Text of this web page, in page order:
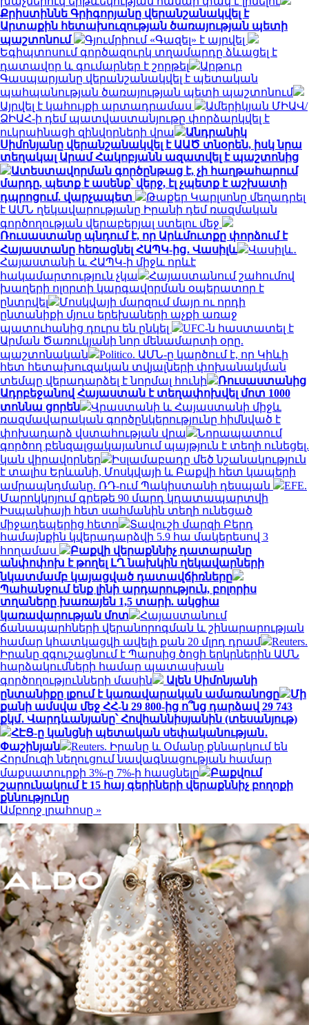
Քրիստիննե Գրիգորյանը վերանշանակվել է
Արտաքին հետախուզության ծառայության պետի
պաշտոնում
Գյումրիում «Գազել» է այրվել
Եգիպտոսում գործազուրկ տղամարդը ձևացել է
դատավոր և գումարներ է շորթել
Արթուր
Գասպարյանը վերանշանակվել է պետական
պահպանության ծառայության պետի պաշտոնում
Այրվել է կահույքի արտադրամաս
Ամերիկյան ՄԻԱՎ/
ՁԻԱՀ-ի դեմ պատվաստանյութը փորձարկվել է
ուկրաինացի զինվորների վրա
Անդրանիկ
Սիմոնյանը վերանշանակվել է ԱԱԾ տնօրեն, իսկ նրա
տեղակալ Արամ Հակոբյանն ազատվել է պաշտոնից
Ատեստավորման գործընթաց է, չի հաղթահարում
մարդը, պետք է ասենք՝ վերջ, էլ չպետք է աշխատի
դպրոցում. վարչապետ
Թաքեր Կարլսոնը մեղադրել
է ԱՄՆ ղեկավարությանը Իրանի դեմ ռազմական
գործողության վերաբերյալ ստելու մեջ
Ռուսաստանը պնդում է, որ Արևմուտքը փորձում է
Հայաստանը հեռացնել ՀԱՊԿ-ից․ Վասիլև
Վասիլև․
Հայաստանի և ՀԱՊԿ-ի միջև որևէ
հակամարտություն չկա
Հայաստանում շահումով
խաղերի ոլորտի կարգավորման օպերատոր է
ընտրվել
Մոսկվայի մարզում մայր ու որդի
ընտանիքի մյուս երեխաների աչքի առաջ
պատուհանից դուրս են ընկել
UFC-ն հաստատել է
Արման Ծառուկյանի նոր մենամարտի օրը.
պաշտոնական
Politico. ԱՄՆ-ը կարծում է, որ Կիևի
հետ հետախուզական տվյալների փոխանակման
տեմպը վերադարձել է նորմալ հունի
Ռուսաստանից
Ադրբեջանով Հայաստան է տեղափոխվել մոտ 1000
տոննա ցորեն
Վրաստանի և Հայաստանի միջև
ռազմավարական գործընկերությունը հիմնված է
փոխադարձ վստահության վրա
Նորապատում
գործող բենզալցակայանում պայթյուն է տեղի ունեցել.
կան վիրավորներ
Իսլամաբադը մեծ նշանակություն
է տալիս Երևանի, Մոսկվայի և Բաքվի հետ կապերի
ամրապնդմանը. ՌԴ-ում Պակիստանի դեսպան
EFE.
Մարոկկոյում գրեթե 90 մարդ կդատապարտվի
Իսպանիայի հետ սահմանին տեղի ունեցած
միջադեպերից հետո
Տավուշի մարզի Բերդ
համայնքին կվերադարձվի 5.9 հա մակերեսով 3
հողամաս
Բաքվի վերաքննիչ դատարանը
անփոփոխ է թողել ԼՂ նախկին ղեկավարների
նկատմամբ կայացված դատավճիռները
Պահանջում ենք լինի արդարություն, բոլորիս
տղաները խառայեն 1,5 տարի. ակցիա
կառավարության մոտ
Հայաստանում
ճանապարհների վերանորոգման և շինարարության
համար կհատկացվի ավելի քան 20 մլրդ դրամ
Reuters.
Իրանը զգուշացնում է Պարսից ծոցի երկրներին ԱՄՆ
հարձակումների համար պատասխան
գործողությունների մասին
Ալեն Սիմոնյանի
ընտանիքը լքում է կառավարական ամառանոցը
Մի
քանի ամսվա մեջ ՀՀ-ն 29 800-ից ո՞նց դարձավ 29 743
քկմ․ Վարդևանյանը՝ Հովհաննիսյանին (տեսանյութ)
ՀԷՑ-ը կանցնի պետական սեփականության․
Փաշինյան
Reuters. Իրանը և Օմանը քննարկում են
Հորմուզի նեղուցում նավագնացության համար
մաքսատուրքի 3%-ը 7%-ի հասցնելը
Բաքվում
շարունակում է 15 հայ գերիների վերաքննիչ բողոքի
քննությունը
Ամբողջ լրահոսը »